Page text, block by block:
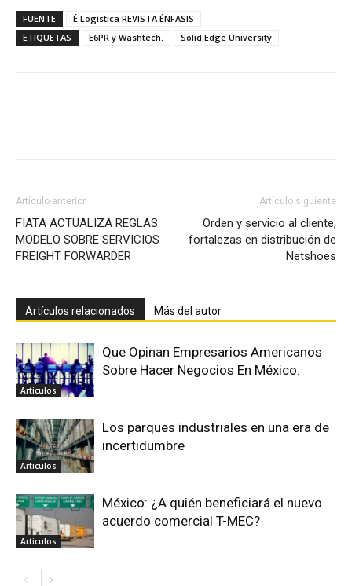
FUENTE
É Logística REVISTA ÉNFASIS
ETIQUETAS
E6PR y Washtech. Solid Edge University
Artículo anterior
FIATA ACTUALIZA REGLAS
MODELO SOBRE SERVICIOS
FREIGHT FORWARDER
Artículo siguiente
Orden y servicio al cliente,
fortalezas en distribución de
Netshoes
Artículos relacionados Más del autor
Articulos
Que Opinan Empresarios Americanos
Sobre Hacer Negocios En México.
Articulos
Los parques industriales en una era de
incertidumbre
Articulos
México: ¿A quién beneficiará el nuevo
acuerdo comercial T-MEC?